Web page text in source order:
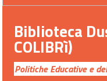
Biblioteca
COLIBRì)
Politiche Educative e